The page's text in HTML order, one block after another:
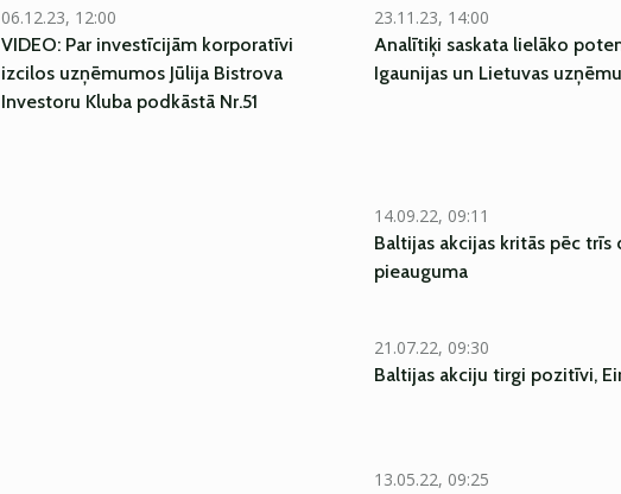
06.12.23, 12:00
VIDEO: Par investīcijām korporatīvi
izcilos uzņēmumos Jūlija Bistrova
Investoru Kluba podkāstā Nr.51
23.11.23, 14:00
Analītiķi saskata lielāko
Igaunijas un Lietuvas
14.09.22, 09:11
Baltijas akcijas kritās pēc trīs
pieauguma
21.07.22, 09:30
Baltijas akciju tirgi pozitīvi,
13.05.22, 09:25